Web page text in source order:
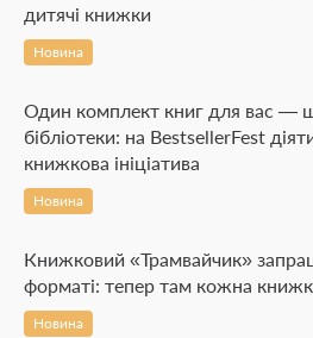
дитячі книжки
Новина
Один комплект книг для вас —
бібліотеки: на BestsellerFest
книжкова ініціатива
Новина
Книжковий «Трамвайчик»
форматі: тепер там кожна
Новина